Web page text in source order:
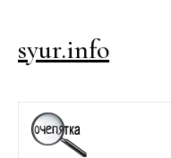
syur.info